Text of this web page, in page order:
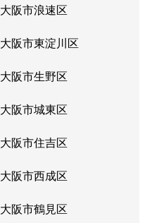
大阪市浪速区
大阪市東淀川区
大阪市生野区
大阪市城東区
大阪市住吉区
大阪市西成区
大阪市鶴見区